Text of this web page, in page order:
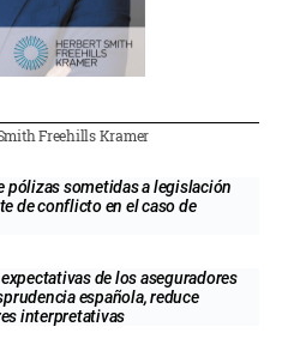
Freehills Kramer
pólizas sometidas a legislación
de conflicto en el caso de
de los aseguradores
española, reduce
interpretativas